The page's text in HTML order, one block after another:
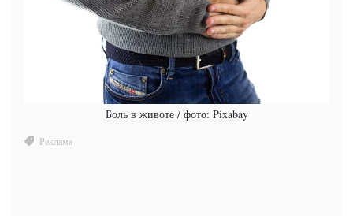
Боль в животе / фото: Pixabay